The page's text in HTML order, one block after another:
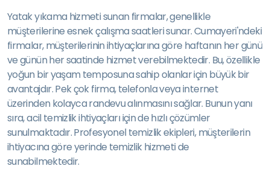
Yatak yıkama hizmeti sunan firmalar, genellikle
müşterilerine esnek çalışma saatleri sunar. Cumayeri'ndeki
firmalar, müşterilerinin ihtiyaçlarına göre haftanın her günü
ve günün her saatinde hizmet verebilmektedir. Bu, özellikle
yoğun bir yaşam temposuna sahip olanlar için büyük bir
avantajdır. Pek çok firma, telefonla veya internet
üzerinden kolayca randevu alınmasını sağlar. Bunun yanı
sıra, acil temizlik ihtiyaçları için de hızlı çözümler
sunulmaktadır. Profesyonel temizlik ekipleri, müşterilerin
ihtiyacına göre yerinde temizlik hizmeti de
sunabilmektedir.